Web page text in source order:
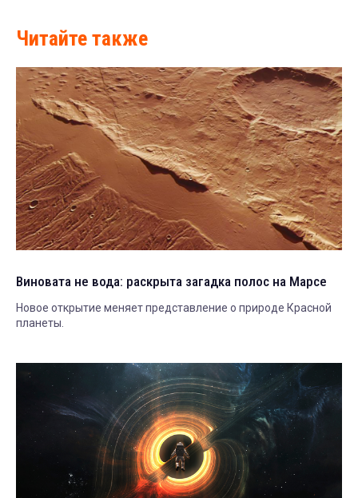
Читайте также
Виновата не вода: раскрыта загадка полос на Марсе
Новое открытие меняет представление о природе Красной
планеты.